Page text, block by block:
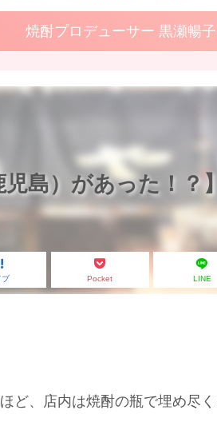
焼酎プロデューサー 黒瀬暢
島）があった！？】
ブ Pocket LINE
ど、店内は焼酎の瓶で埋め尽